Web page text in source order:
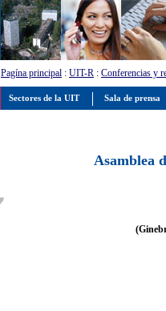
Pagína principal : UIT-R : Conferencias y
Asamblea
Sectores de la UIT Sala de prensa